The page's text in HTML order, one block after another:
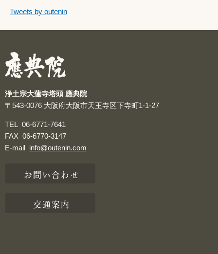
つぶやき
つぶやきをスキップする
Tweets by outenin
浄土宗大蓮寺塔頭 應典院
〒543-0076 大阪府大阪市天王寺区下寺町1-1-27
TEL 06-6771-7641
FAX 06-6770-3147
E-mail info@outenin.com
お問い合わせ
交通案内